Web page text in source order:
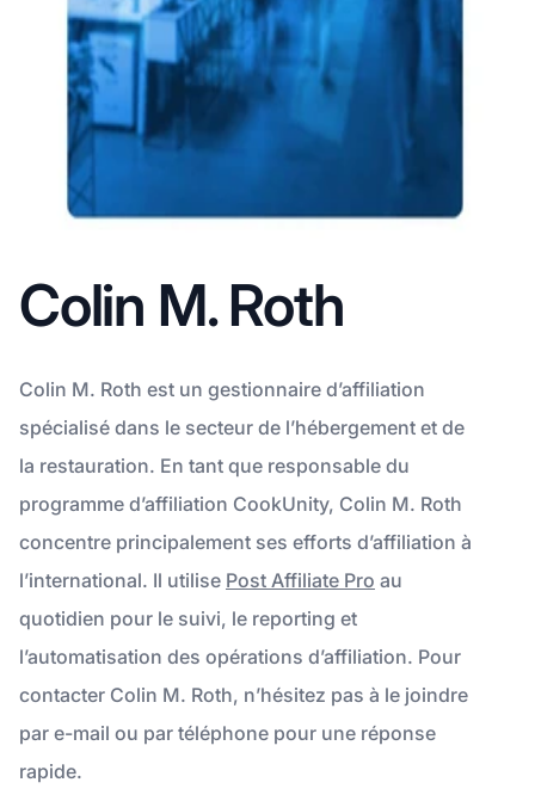
Colin M. Roth
Colin M. Roth est un gestionnaire d’affiliation
spécialisé dans le secteur de l’hébergement et de
la restauration. En tant que responsable du
programme d’affiliation CookUnity, Colin M. Roth
concentre principalement ses efforts d’affiliation à
l’international. Il utilise Post Affiliate Pro au
quotidien pour le suivi, le reporting et
l’automatisation des opérations d’affiliation. Pour
contacter Colin M. Roth, n’hésitez pas à le joindre
par e-mail ou par téléphone pour une réponse
rapide.